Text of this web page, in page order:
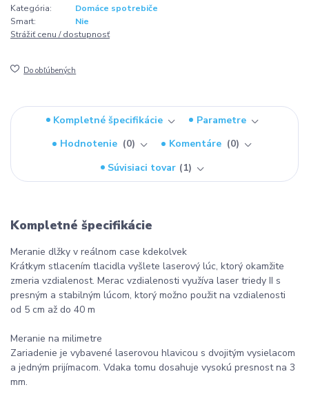
Kategória:
Domáce spotrebiče
Smart:
Nie
Strážiť cenu / dostupnosť
Do obľúbených
Kompletné špecifikácie
Parametre
Hodnotenie
0 Komentáre
0
Súvisiaci tovar
1
Kompletné špecifikácie
Meranie dlžky v reálnom case kdekolvek
Krátkym stlacením tlacidla vyšlete laserový lúc, ktorý okamžite
zmeria vzdialenost. Merac vzdialenosti využíva laser triedy II s
presným a stabilným lúcom, ktorý možno použit na vzdialenosti
od 5 cm až do 40 m
Meranie na milimetre
Zariadenie je vybavené laserovou hlavicou s dvojitým vysielacom
a jedným prijímacom. Vdaka tomu dosahuje vysokú presnost na 3
mm.